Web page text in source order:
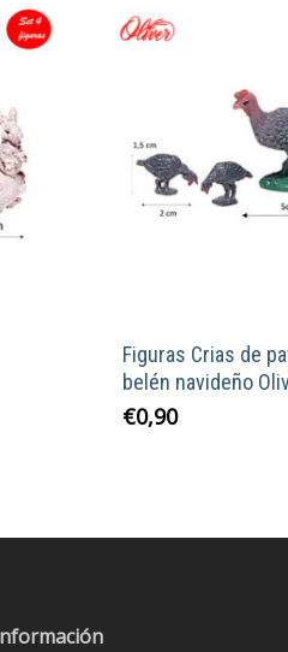
Figuras Crias de
belén navideño
€0,90